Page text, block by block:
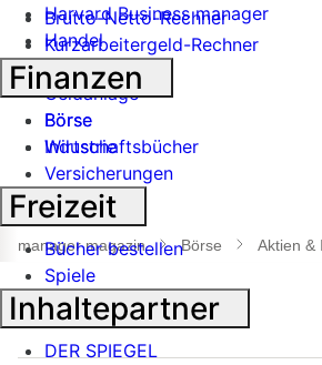
Harvard Business manager
Handel
Banken
Geldanlage
Börse
Industrie
Suche
öffnen
manager magazin Börse Aktien &
Brutto-Netto-Rechner
Kurzarbeitergeld-Rechner
Finanzen
Börse
Wirtschaftsbücher
Versicherungen
Freizeit
Bücher bestellen
Spiele
Inhaltepartner
DER SPIEGEL